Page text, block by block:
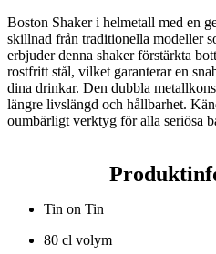
Boston Shaker i helmetall med en
skillnad från traditionella modeller
erbjuder denna shaker förstärkta
rostfritt stål, vilket garanterar en
dina drinkar. Den dubbla
längre livslängd och hållbarhet.
oumbärligt verktyg för alla seriösa
Tin on Tin
80 cl volym